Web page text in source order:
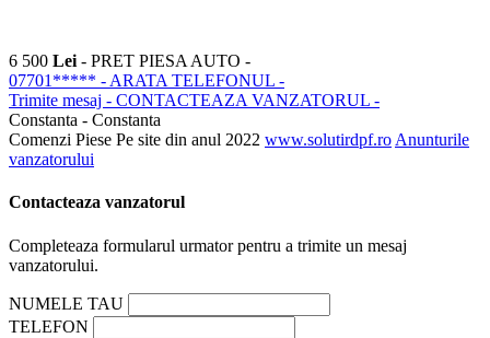
6 500 Lei - PRET PIESA AUTO -
07701***** - ARATA TELEFONUL -
Trimite mesaj - CONTACTEAZA VANZATORUL -
Constanta - Constanta
Comenzi Piese Pe site din anul 2022 www.solutirdpf.ro Anunturile
vanzatorului
Contacteaza vanzatorul
Completeaza formularul urmator pentru a trimite un mesaj
vanzatorului.
NUMELE TAU
TELEFON